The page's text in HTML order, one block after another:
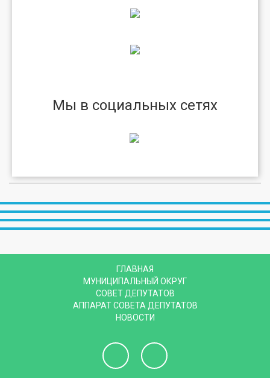
Мы в социальных сетях
ГЛАВНАЯ
МУНИЦИПАЛЬНЫЙ ОКРУГ
СОВЕТ ДЕПУТАТОВ
АППАРАТ СОВЕТА ДЕПУТАТОВ
НОВОСТИ